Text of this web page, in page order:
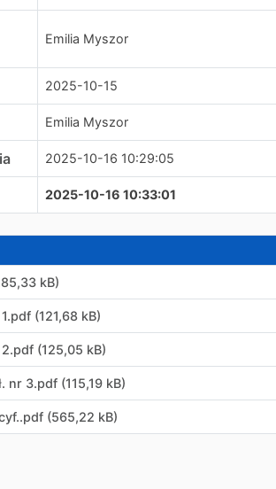
Emilia Myszor
2025-10-15
Emilia Myszor
2025-10-16 10:29:05
2025-10-16 10:33:01
kB)
(121,68 kB)
(125,05 kB)
nr 3.pdf (115,19 kB)
(565,22 kB)